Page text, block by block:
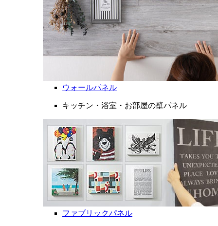
ウォールパネル
キッチン・浴室・お部屋の壁パネル
ファブリックパネル